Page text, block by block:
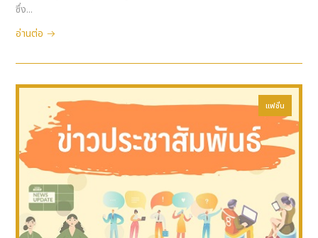
ซึ่ง...
อ่านต่อ
แฟชั่น